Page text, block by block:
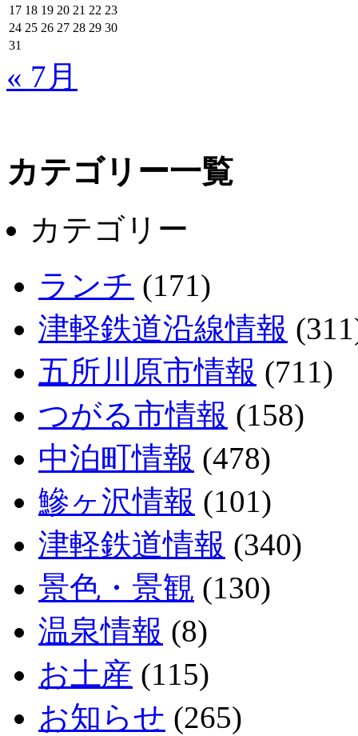
17 18 19 20 21 22 23
24 25 26 27 28 29 30
31
« 7月
カテゴリー一覧
カテゴリー
ランチ (171)
津軽鉄道沿線情報
五所川原市情報 (711)
つがる市情報 (158)
中泊町情報 (478)
鰺ヶ沢情報 (101)
津軽鉄道情報 (340)
景色・景観 (130)
温泉情報 (8)
お土産 (115)
お知らせ (265)